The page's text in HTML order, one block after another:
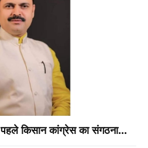
पहले किसान कांग्रेस का संगठना...